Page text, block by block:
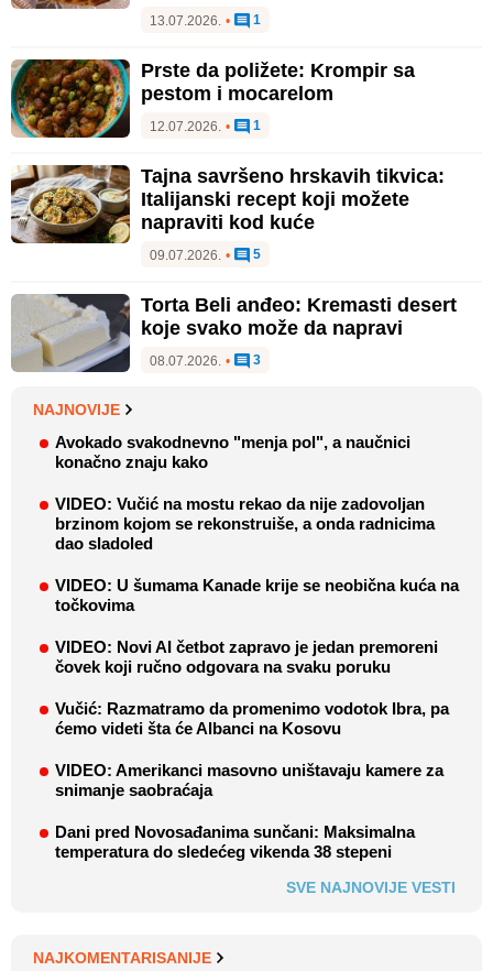
13.07.2026. • 1
Prste da poližete: Krompir sa
pestom i mocarelom
12.07.2026. • 1
Tajna savršeno hrskavih tikvica:
Italijanski recept koji možete
napraviti kod kuće
09.07.2026. • 5
Torta Beli anđeo: Kremasti desert
koje svako može da napravi
08.07.2026. • 3
NAJNOVIJE
Avokado svakodnevno "menja pol", a naučnici
konačno znaju kako
VIDEO: Vučić na mostu rekao da nije zadovoljan
brzinom kojom se rekonstruiše, a onda radnicima
dao sladoled
VIDEO: U šumama Kanade krije se neobična kuća na
točkovima
VIDEO: Novi AI četbot zapravo je jedan premoreni
čovek koji ručno odgovara na svaku poruku
Vučić: Razmatramo da promenimo vodotok Ibra, pa
ćemo videti šta će Albanci na Kosovu
VIDEO: Amerikanci masovno uništavaju kamere za
snimanje saobraćaja
Dani pred Novosađanima sunčani: Maksimalna
temperatura do sledećeg vikenda 38 stepeni
SVE NAJNOVIJE VESTI
NAJKOMENTARISANIJE